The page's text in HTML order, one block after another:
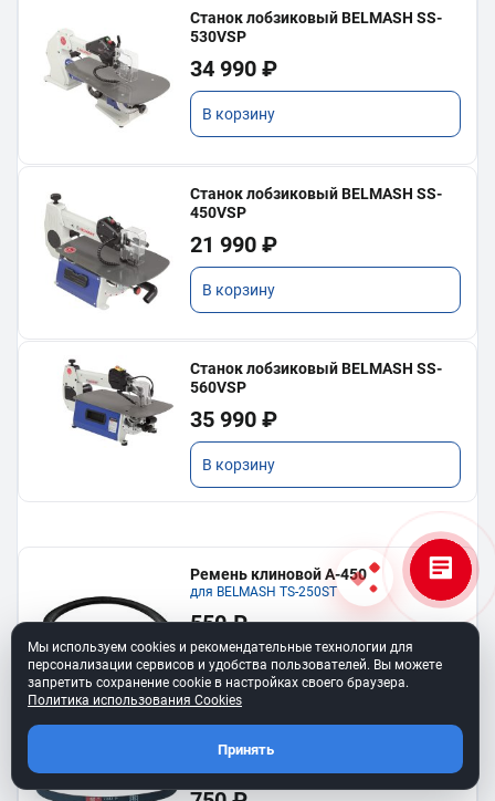
Станок лобзиковый BELMASH SS-
530VSP
34 990 ₽
В корзину
Станок лобзиковый BELMASH SS-
450VSP
21 990 ₽
В корзину
Станок лобзиковый BELMASH SS-
560VSP
35 990 ₽
В корзину
Ремень клиновой A-450
для BELMASH TS-250SТ
550 ₽
В корзину
Ремень 6PJ610 для BELMASH BJM-
Мы используем cookies и рекомендательные технологии для
персонализации сервисов и удобства пользователей. Вы можете
запретить сохранение cookie в настройках своего браузера.
Политика использования Cookies
Принять